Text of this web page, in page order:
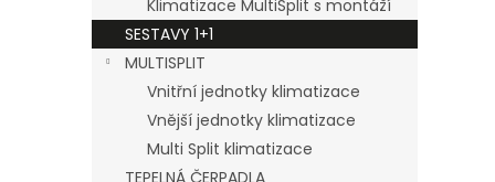
a
Klimatizace MultiSplit s montáží
SESTAVY 1+1
MULTISPLIT
Vnitřní jednotky klimatizace
Vnější jednotky klimatizace
Multi Split klimatizace
TEPELNÁ ČERPADLA